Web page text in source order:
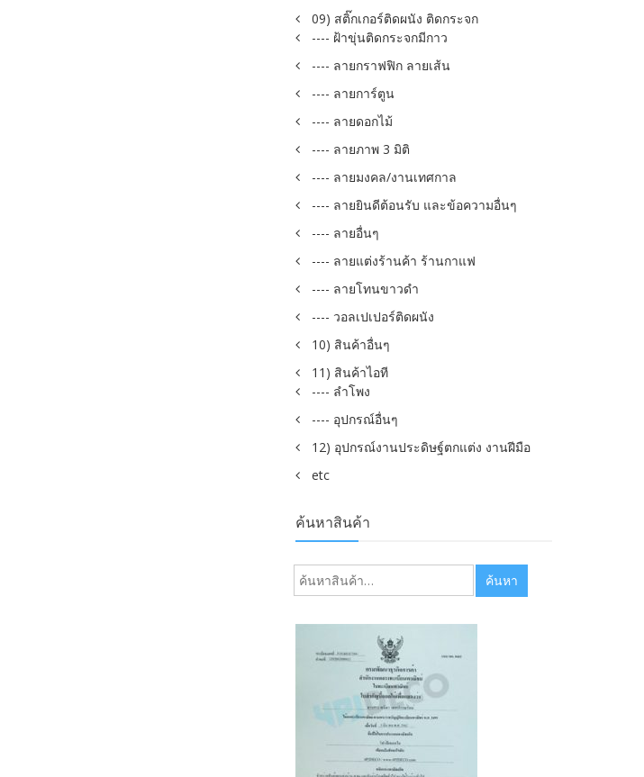
09) สติ๊กเกอร์ติดผนัง ติดกระจก
---- ฝ้าขุ่นติดกระจกมีกาว
---- ลายกราฟฟิก ลายเส้น
---- ลายการ์ตูน
---- ลายดอกไม้
---- ลายภาพ 3 มิติ
---- ลายมงคล/งานเทศกาล
---- ลายยินดีต้อนรับ และข้อความอื่นๆ
---- ลายอื่นๆ
---- ลายแต่งร้านค้า ร้านกาแฟ
---- ลายโทนขาวดำ
---- วอลเปเปอร์ติดผนัง
10) สินค้าอื่นๆ
11) สินค้าไอที
---- ลำโพง
---- อุปกรณ์อื่นๆ
12) อุปกรณ์งานประดิษฐ์ตกแต่ง งานฝีมือ
etc
ค้นหาสินค้า
ค้นหา: ค้นหา